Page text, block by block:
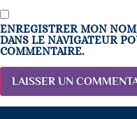
ENREGISTRER MON
DANS LE NAVIGATEUR
COMMENTAIRE.